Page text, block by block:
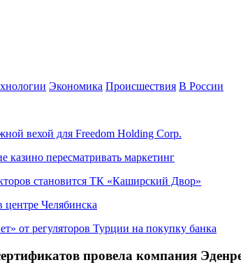
Экономика Происшествия В России
вехой для Freedom Holding Corp.
казино пересматривать маркетинг
становится ТК «Каширский Двор»
центре Челябинска
от регуляторов Турции на покупку банка
провела компания